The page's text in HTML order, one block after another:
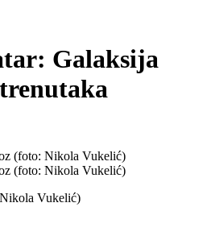
Galaksija
Vukelić)